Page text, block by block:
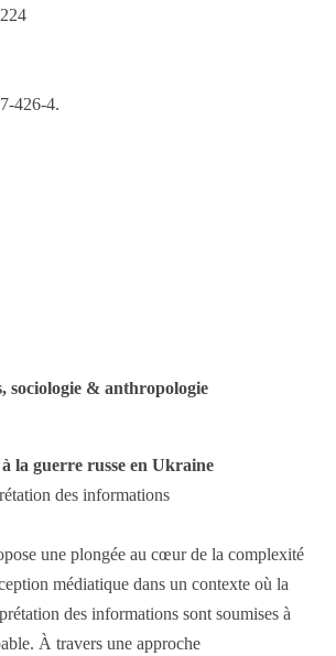
426-4.
sociologie & anthropologie
la guerre russe en Ukraine
des informations
une plongée au cœur de la complexité
médiatique dans un contexte où la
des informations sont soumises à
À travers une approche